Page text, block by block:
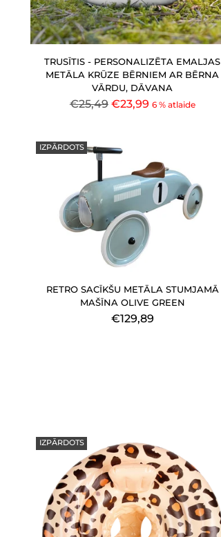
TRUSĪTIS - PERSONALIZĒTA EMALJAS
METĀLA KRŪZE BĒRNIEM AR BĒRNA
VĀRDU, DĀVANA
Parastā
€25,49 €23,99 6 % atlaide
IZPĀRDOTS
RETRO SACĪKŠU METĀLA STUMJAMĀ
MAŠĪNA OLIVE GREEN
€129,89
IZPĀRDOTS